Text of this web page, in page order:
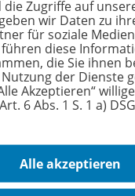
Zugriffe auf
wir Daten zu
für soziale
diese
die Sie ihnen
der Dienste
Akzeptieren“
6 Abs. 1 S. 1 a)
Alle akzeptieren